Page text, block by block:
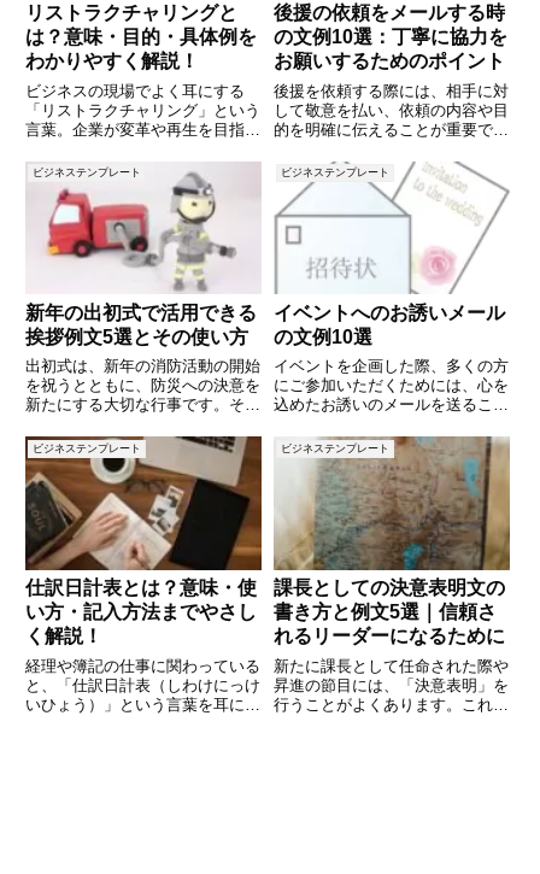
リストラクチャリングと
は？意味・目的・具体例を
わかりやすく解説！
ビジネスの現場でよく耳にする
「リストラクチャリング」という
言葉。企業が変革や再生を目指す
この概念ですが、具体的に何を意
味し、どのような目的で実施され
るのか、理解している人は意外に
少ないかもしれません。本記事で
後援の依頼をメールする時
の文例10選：丁寧に協力を
お願いするためのポイント
後援を依頼する際には、相手に対
して敬意を払い、依頼の内容や目
的を明確に伝えることが重要で
ントの意義や具体的な協力内容を
伝えることで、相手に理解しやす
くなります。この記事では、後援
を依頼する際に使えるメールの文
例
ビジネステンプレート
新年の出初式で活用できる
挨拶例文5選とその使い方
出初式は、新年の消防活動の開始
を祝うとともに、防災への決意を
新たにする大切な行事です。その
感謝と新たな一年への抱負を述べ
る重要な役割を担います。本記事
では、出初式で使用できる挨拶例
文を5つご紹介し、それぞれの正
ビジネステンプレート
イベントへのお誘いメール
の文例10選
イベントを企画した際、多くの方
にご参加いただくためには、心を
込めたお誘いのメールを送ること
ざまなシチュエーションに使える
イベントへのお誘いメールの文例
を10個ご紹介します。誰でも簡
単に使える文例を集めたので、ぜ
ビジネステンプレート
仕訳日計表とは？意味・使
い方・記入方法までやさし
く解説！
経理や簿記の仕事に関わっている
と、「仕訳日計表（しわけにっけ
いひょう）」という言葉を耳にす
ビジネステンプレート
課長としての決意表明文の
書き方と例文5選｜信頼さ
れるリーダーになるために
新たに課長として任命された際や
昇進の節目には、「決意表明」を
行うことがよくあります。これ